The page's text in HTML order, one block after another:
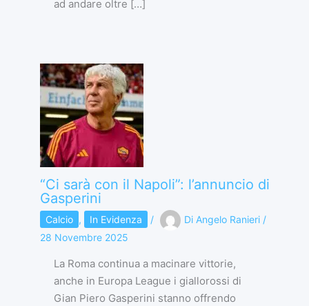
ad andare oltre […]
“Ci sarà con il Napoli”: l’annuncio di
Gasperini
Calcio , In Evidenza / Di Angelo Ranieri /
28 Novembre 2025
La Roma continua a macinare vittorie,
anche in Europa League i giallorossi di
Gian Piero Gasperini stanno offrendo